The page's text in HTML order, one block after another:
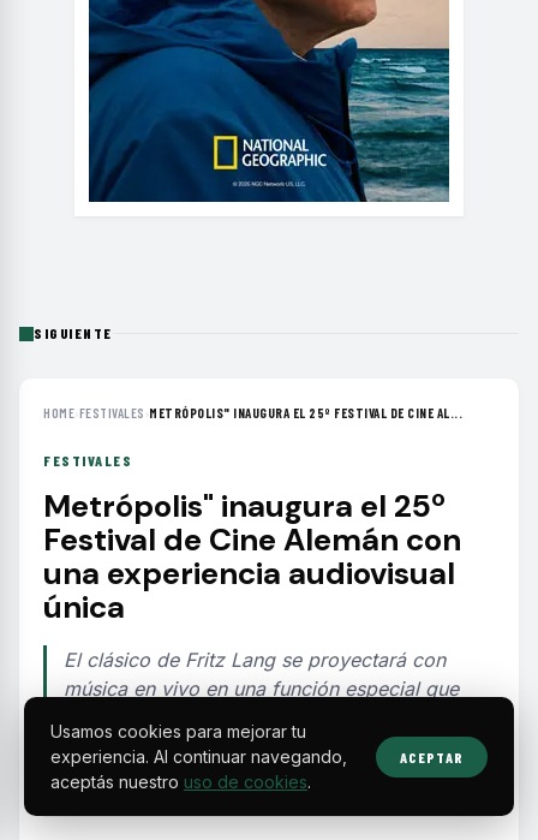
SIGUIENTE
HOME›FESTIVALES ›METRÓPOLIS" INAUGURA EL 25º FESTIVAL DE CINE AL...
FESTIVALES
Metrópolis" inaugura el 25º
Festival de Cine Alemán con
una experiencia audiovisual
única
El clásico de Fritz Lang se proyectará con
música en vivo en una función especial que
y celebra 60 años del Goethe-Institut en
México.
Usamos cookies para mejorar tu
experiencia. Al continuar navegando,
aceptás nuestro uso de cookies.
ACEPTAR